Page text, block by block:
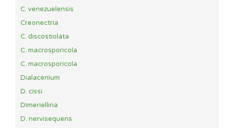
C. venezuelensis
Creonectria
C. discostiolata
C. macrosporicola
C. macrosporicola
Dialacenium
D. cissi
Dimeriellina
D. nervisequens